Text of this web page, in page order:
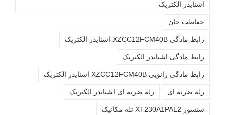
اشنایدر الکتریک
حفاظت جان
رابط مادگی XZCC12FCM40B اشنایدر الکتریک
رابط مادگی اشنایدر الکتریک
رابط مادگی زانویی XZCC12FCM40B اشنایدر الکتریک
رله ضربه ای رله ضربه ای اشنایدر الکتریک
سنسور XT230A1PAL2 تله مکانیک